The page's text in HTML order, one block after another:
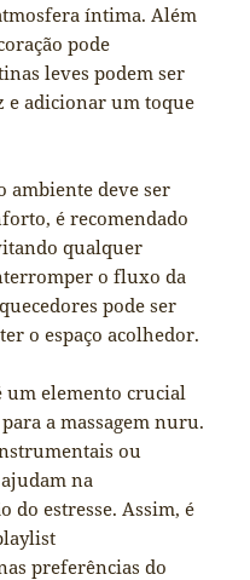
íntima. Além
pode
leves podem ser
e adicionar um toque
ambiente deve ser
é recomendado
qualquer
o fluxo da
pode ser
o espaço acolhedor.
um elemento crucial
a massagem nuru.
ou
na
do estresse. Assim, é
preferências do